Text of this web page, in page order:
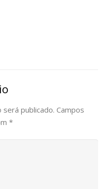
publicado. Campos
*